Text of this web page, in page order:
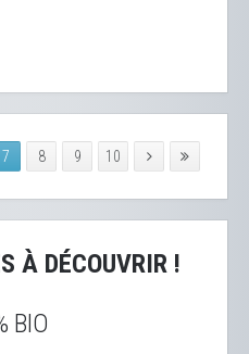
7 8 9 10
À DÉCOUVRIR !
BIO